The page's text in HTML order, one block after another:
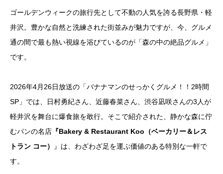
ゴールデンウィークの旅行先として不動の人気を誇る長野県・軽
井沢。豊かな自然と洗練された街並みが魅力ですが、今、グルメ
通の間で最も熱い視線を浴びているのが「森の中の絶品グルメ」
です。
2026年4月26日放送の「バナナマンのせっかくグルメ！！2時間
SP」では、日村勇紀さん、近藤春菜さん、渋谷凪咲さんの3人が
軽井沢を舞台に爆食旅を敢行。そこで紹介された、静かな森に佇
むパンの名店 『Bakery & Restaurant Koo（ベーカリー＆レス
トラン コー） 』は、わざわざ足を運ぶ価値のある特別な一軒で
す。